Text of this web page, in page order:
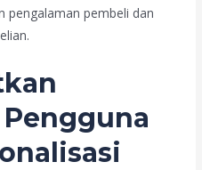
pengalaman pembeli dan